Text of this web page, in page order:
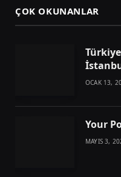
ÇOK OKUNANLAR
OCAK 13,
Your
MAYIS 3,